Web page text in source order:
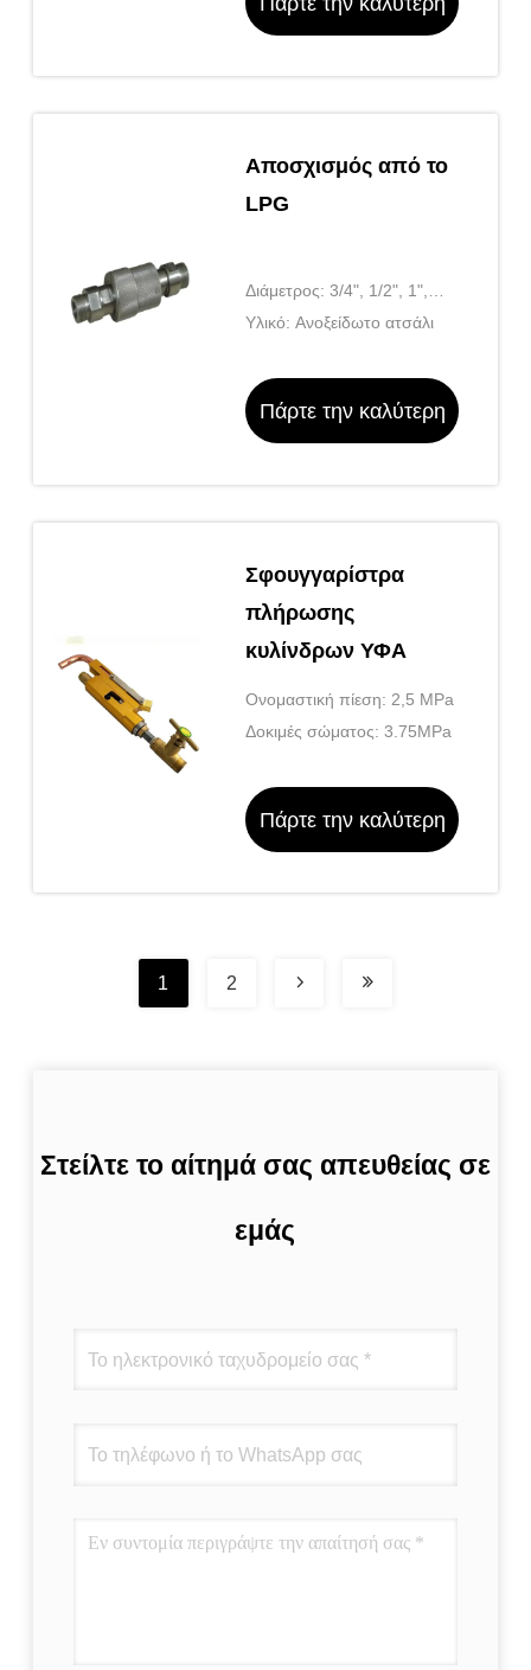
Αποσχισμός από το
LPG
Διάμετρος: 3/4", 1/2", 1",
1,5", 2".Υλικό: Ανοξείδωτο ατσάλι
Πάρτε την καλύτερη
Σφουγγαρίστρα
πλήρωσης
κυλίνδρων ΥΦΑ
Ονομαστική πίεση: 2,5 MPa
Δοκιμές σώματος: 3.75MPa
Πάρτε την καλύτερη
1 2
Στείλτε το αίτημά σας απευθείας σε
εμάς